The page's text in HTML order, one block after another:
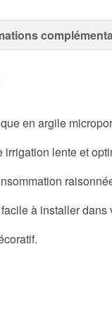
en argile
irrigation lente et
facile à installer